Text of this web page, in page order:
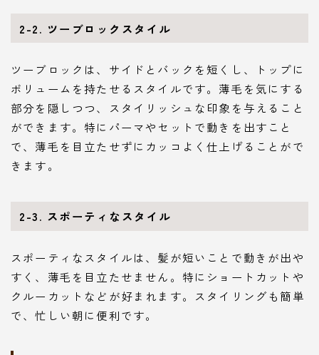
2-2. ツーブロックスタイル
ツーブロックは、サイドとバックを短くし、トップに
ボリュームを持たせるスタイルです。薄毛を気にする
部分を隠しつつ、スタイリッシュな印象を与えること
ができます。特にパーマやセットで動きを出すこと
で、薄毛を目立たせずにカッコよく仕上げることがで
きます。
2-3. スポーティなスタイル
スポーティなスタイルは、髪が短いことで動きが出や
すく、薄毛を目立たせません。特にショートカットや
クルーカットなどが好まれます。スタイリングも簡単
で、忙しい朝に便利です。